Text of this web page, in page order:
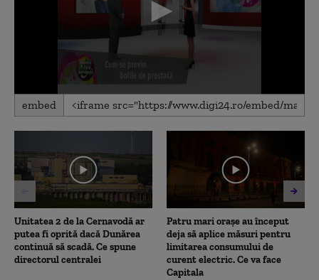
0
seconds
6
seconds
embed
Unitatea 2 de la Cernavodă ar
putea fi oprită dacă Dunărea
continuă să scadă. Ce spune
directorul centralei
Patru mari orașe au început
deja să aplice măsuri pentru
limitarea consumului de
curent electric. Ce va face
Capitala